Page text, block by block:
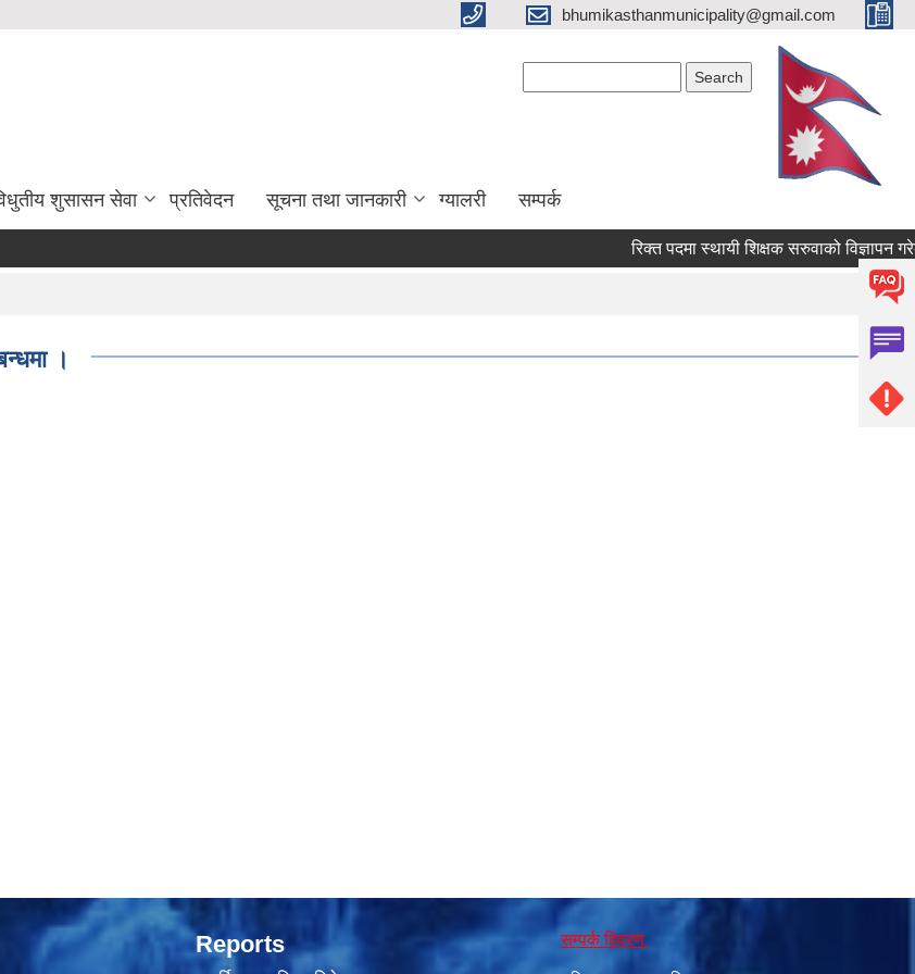
bhumikasthanmunicipality@gmail.com
शुसासन सेवा प्रतिवेदन सूचना तथा जानकारी ग्यालरी सम्पर्क
रिक्त पदमा स्थायी शिक्षक सरुवाको विज्ञापन
।
Reports सम्पर्क विवरण